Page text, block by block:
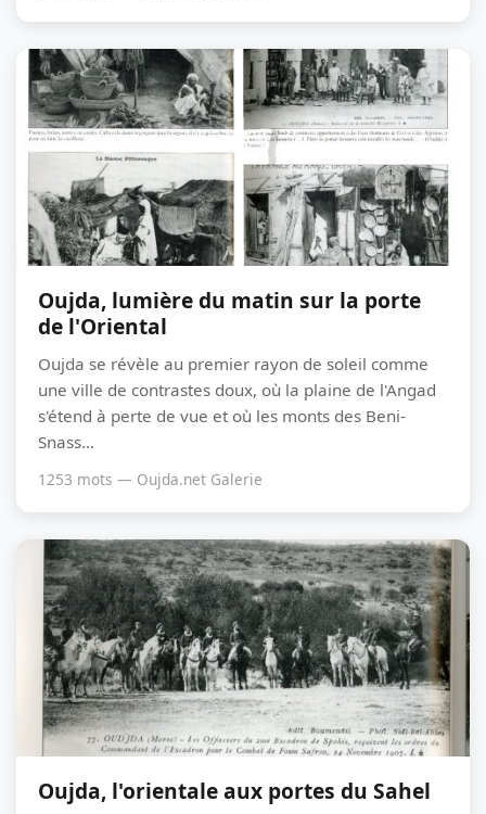
Oujda, lumière du matin sur la porte
de l'Oriental
Oujda se révèle au premier rayon de soleil comme
une ville de contrastes doux, où la plaine de l'Angad
s'étend à perte de vue et où les monts des Beni-
Snass...
1253 mots — Oujda.net Galerie
Oujda, l'orientale aux portes du Sahel